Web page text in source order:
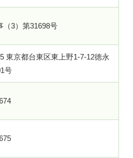
（3）第31698号
東京都台東区東上野1-7-12徳永
号